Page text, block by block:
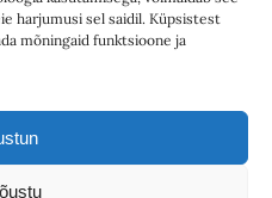
harjumusi sel saidil. Küpsistest
mõningaid funktsioone ja